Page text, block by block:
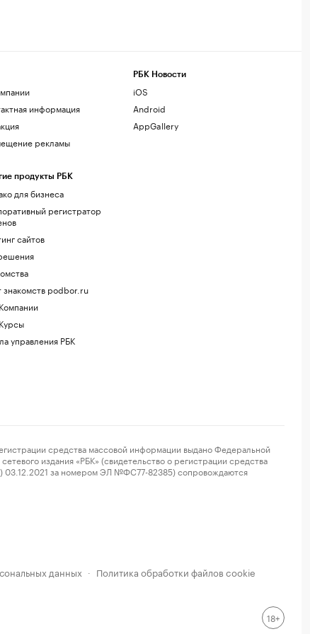
информация
рекламы
продукты РБК
для бизнеса
регистратор
сайтов
знакомств podbor.ru
управления РБК
РБК Новости
iOS
Android
AppGallery
средства массовой информации выдано Федеральной
издания «РБК» (свидетельство о регистрации средства
03.12.2021 за номером ЭЛ №ФС77-82385) сопровождаются
данных · Политика обработки файлов cookie
18+